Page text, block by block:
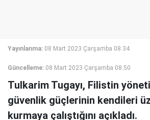
Yayınlanma: 08 Mart 2023 Çarşamba 08:34
Güncelleme: 08 Mart 2023 Çarşamba 08:50
Tulkarim Tugayı, Filistin
güvenlik güçlerinin kendileri
kurmaya çalıştığını açıkladı.